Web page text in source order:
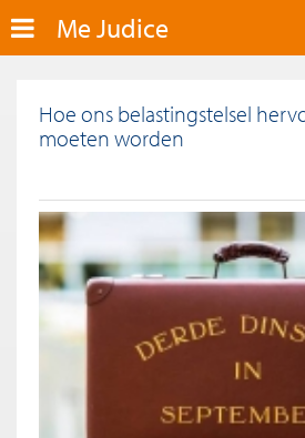
Me Judice
Hoe ons belastingstelsel
moeten worden